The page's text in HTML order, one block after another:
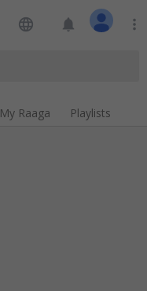
language notifications more_vert
My Raaga Playlists